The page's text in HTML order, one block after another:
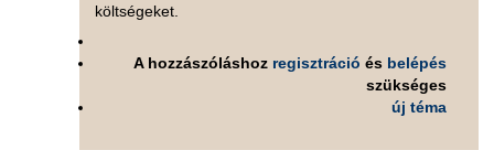
költségeket.
A hozzászóláshoz regisztráció és belépés
szükséges
új téma